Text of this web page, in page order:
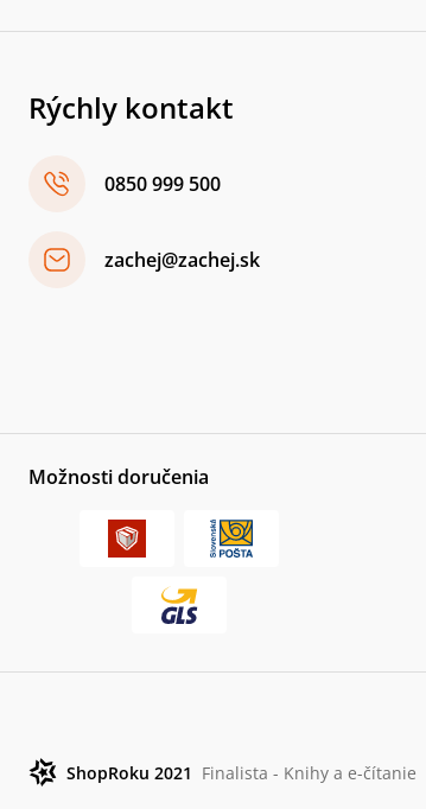
Rýchly kontakt
0850 999 500
zachej@zachej.sk
Možnosti doručenia
ShopRoku 2021 Finalista - Knihy a e-čítanie